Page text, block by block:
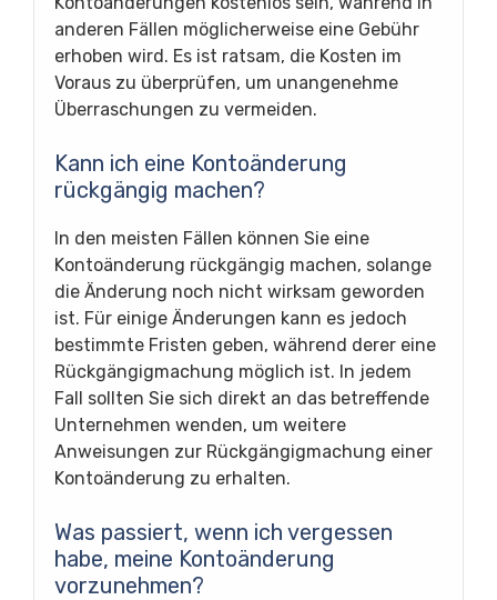
anderen Fällen möglicherweise eine Gebühr
erhoben wird. Es ist ratsam, die Kosten im
Voraus zu überprüfen, um unangenehme
Überraschungen zu vermeiden.
Kann ich eine Kontoänderung
rückgängig machen?
In den meisten Fällen können Sie eine
Kontoänderung rückgängig machen, solange
die Änderung noch nicht wirksam geworden
ist. Für einige Änderungen kann es jedoch
bestimmte Fristen geben, während derer eine
Rückgängigmachung möglich ist. In jedem
Fall sollten Sie sich direkt an das betreffende
Unternehmen wenden, um weitere
Anweisungen zur Rückgängigmachung einer
Kontoänderung zu erhalten.
Was passiert, wenn ich vergessen
habe, meine Kontoänderung
vorzunehmen?